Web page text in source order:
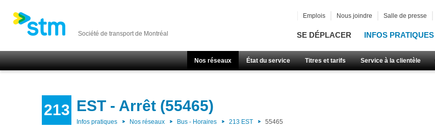
Société de transport de Montréal SE DÉPLACER INFOS PRATIQUES
Nos réseaux État du service Titres et tarifs Service à la clientèle
Emplois Nous joindre Salle de presse
213 EST - Arrêt (55465)
Infos pratiques Nos réseaux Bus - Horaires 213 EST 55465